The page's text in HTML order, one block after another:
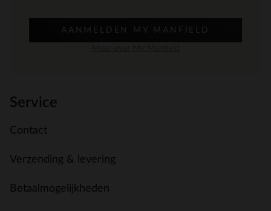
AANMELDEN MY MANFIELD
Service
Contact
Verzending & levering
Betaalmogelijkheden